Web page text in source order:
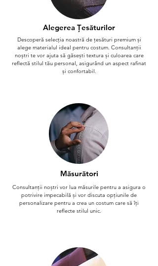
Alegerea Țesăturilor
Descoperă selecția noastră de țesături premium și
alege materialul ideal pentru costum. Consultanții
noștri te vor ajuta să găsești textura și culoarea care
reflectă stilul tău personal, asigurând un aspect rafinat
și confortabil.
Măsurători
Consultanții noștri vor lua măsurile pentru a asigura o
potrivire impecabilă și vor discuta opțiunile de
personalizare pentru a crea un costum care să îți
reflecte stilul unic.